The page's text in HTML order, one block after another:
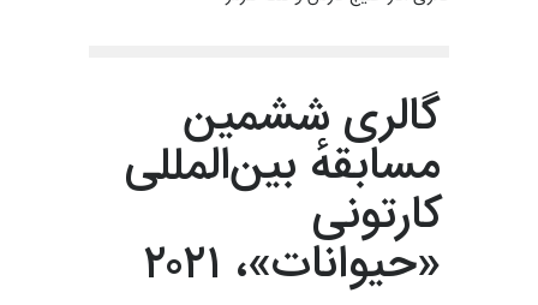
گالری ششمین
مسابقهٔ بین‌المللی
کارتونی
«حیوانات»، ۲۰۲۱